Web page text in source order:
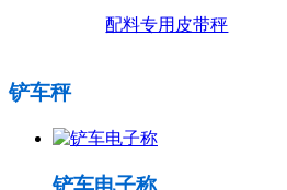
配料专用皮带秤
铲车秤
铲车电子称